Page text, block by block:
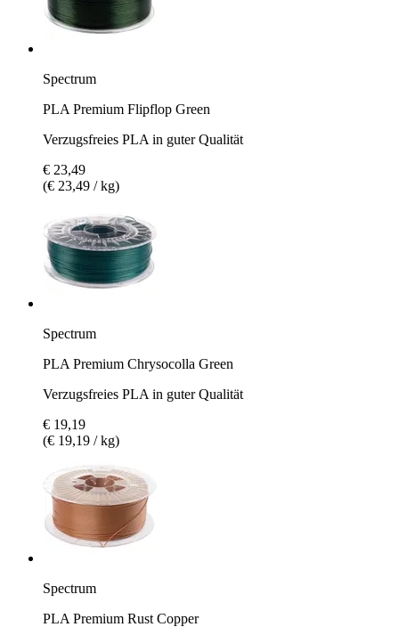
Spectrum
PLA Premium Flipflop Green
Verzugsfreies PLA in guter Qualität
€ 23,49
(€ 23,49 / kg)
Spectrum
PLA Premium Chrysocolla Green
Verzugsfreies PLA in guter Qualität
€ 19,19
(€ 19,19 / kg)
Spectrum
PLA Premium Rust Copper